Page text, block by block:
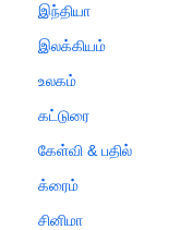
இந்தியா
இலக்கியம்
உலகம்
கட்டுரை
கேள்வி & பதில்
க்ரைம்
சினிமா